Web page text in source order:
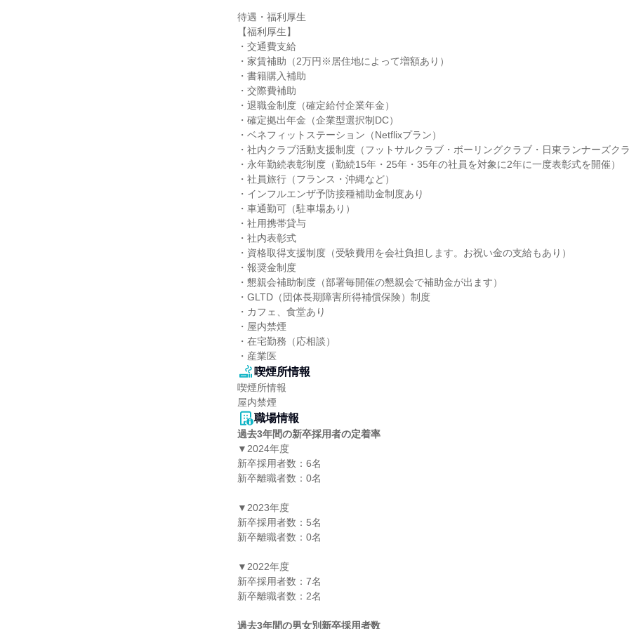
待遇・福利厚生
【福利厚生】
・交通費支給
・家賃補助（2万円※居住地によって増額あり）
・書籍購入補助
・交際費補助
・退職金制度（確定給付企業年金）
・確定拠出年金（企業型選択制DC）
・ベネフィットステーション（Netflixプラン）
・社内クラブ活動支援制度（フットサルクラブ・ボーリングクラブ・日東ランナーズクラ
・永年勤続表彰制度（勤続15年・25年・35年の社員を対象に2年に一度表彰式を開催）
・社員旅行（フランス・沖縄など）
・インフルエンザ予防接種補助金制度あり
・車通勤可（駐車場あり）
・社用携帯貸与
・社内表彰式
・資格取得支援制度（受験費用を会社負担します。お祝い金の支給もあり）
・報奨金制度
・懇親会補助制度（部署毎開催の懇親会で補助金が出ます）
・GLTD（団体長期障害所得補償保険）制度
・カフェ、食堂あり
・屋内禁煙
・在宅勤務（応相談）
・産業医
喫煙所情報
喫煙所情報
屋内禁煙
職場情報
過去3年間の新卒採用者の定着率
▼2024年度
新卒採用者数：6名
新卒離職者数：0名
▼2023年度
新卒採用者数：5名
新卒離職者数：0名
▼2022年度
新卒採用者数：7名
新卒離職者数：2名
過去3年間の男女別新卒採用者数